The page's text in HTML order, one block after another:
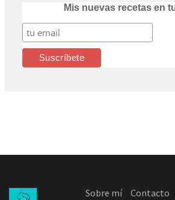
Mis nuevas recetas en
Sobre mí
Contacto